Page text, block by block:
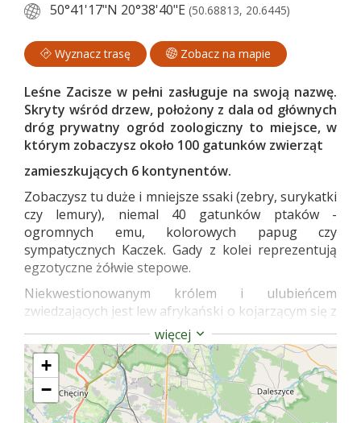
50°41'17"N 20°38'40"E (50.68813, 20.6445)
Wyznacz trasę Zobacz na mapie
Leśne Zacisze w pełni zasługuje na swoją nazwę.
Skryty wśród drzew, położony z dala od głównych
dróg prywatny ogród zoologiczny to miejsce, w
którym zobaczysz około 100 gatunków zwierząt
zamieszkujących 6 kontynentów.
Zobaczysz tu duże i mniejsze ssaki (zebry, surykatki
czy lemury), niemal 40 gatunków ptaków -
ogromnych emu, kolorowych papug czy
sympatycznych Kaczek. Gady z kolei reprezentują
egzotyczne żółwie stepowe.
Niekwestionowanym królem i ulubieńcem
zwiedzających jest lew afrykański o kojarzącym się z
kultowym filmem animowanym imieniu Simba. Czy
wiesz, że wyraz ten w afrykańskim języku suahili
oznacza właśnie lwa?
Tego i wielu innych ciekawostek dowiesz się z tablic
informacyjnych przy wybiegach zwierząt.
więcej
+
−